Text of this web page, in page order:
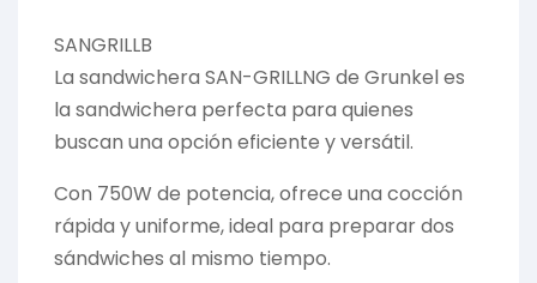
SANGRILLB
La sandwichera SAN-GRILLNG de Grunkel es
la sandwichera perfecta para quienes
buscan una opción eficiente y versátil.
Con 750W de potencia, ofrece una cocción
rápida y uniforme, ideal para preparar dos
sándwiches al mismo tiempo.